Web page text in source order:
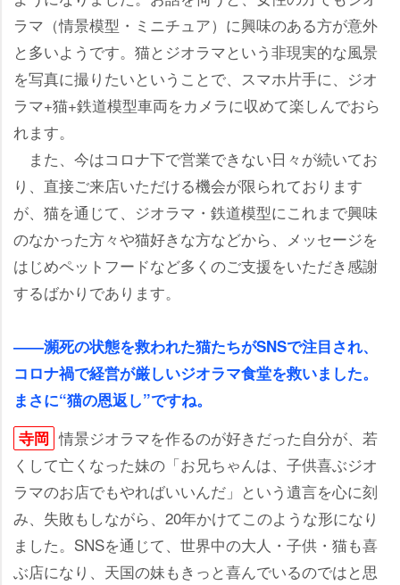
ラマ（情景模型・ミニチュア）に興味のある方が意外
と多いようです。猫とジオラマという非現実的な風景
を写真に撮りたいということで、スマホ片手に、ジオ
ラマ+猫+鉄道模型車両をカメラに収めて楽しんでおら
れます。
また、今はコロナ下で営業できない日々が続いてお
り、直接ご来店いただける機会が限られております
が、猫を通じて、ジオラマ・鉄道模型にこれまで興味
のなかった方々や猫好きな方などから、メッセージを
はじめペットフードなど多くのご支援をいただき感謝
するばかりであります。
――瀕死の状態を救われた猫たちがSNSで注目され、
コロナ禍で経営が厳しいジオラマ食堂を救いました。
まさに“猫の恩返し”ですね。
寺岡 情景ジオラマを作るのが好きだった自分が、若
くして亡くなった妹の「お兄ちゃんは、子供喜ぶジオ
ラマのお店でもやればいいんだ」という遺言を心に刻
み、失敗もしながら、20年かけてこのような形になり
ました。SNSを通じて、世界中の大人・子供・猫も喜
ぶ店になり、天国の妹もきっと喜んでいるのではと思